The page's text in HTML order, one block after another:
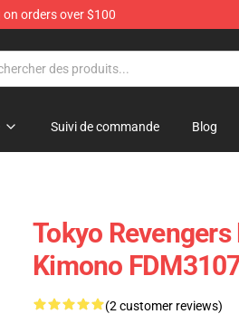
orders over $100
Suivi de commande Blog
Tokyo
Kimono
(2 customer reviews)